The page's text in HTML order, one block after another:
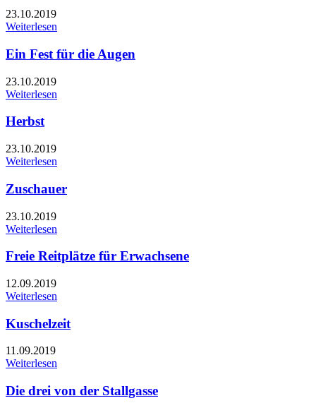
23.10.2019
Weiterlesen
Ein Fest für die Augen
23.10.2019
Weiterlesen
Herbst
23.10.2019
Weiterlesen
Zuschauer
23.10.2019
Weiterlesen
Freie Reitplätze für Erwachsene
12.09.2019
Weiterlesen
Kuschelzeit
11.09.2019
Weiterlesen
Die drei von der Stallgasse